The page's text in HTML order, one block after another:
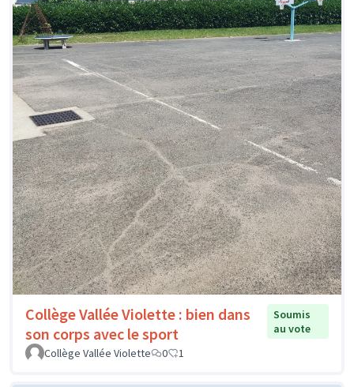
Collège Vallée Violette : bien dans
son corps avec le sport
Soumis
au vote
Collège Vallée Violette
0 1